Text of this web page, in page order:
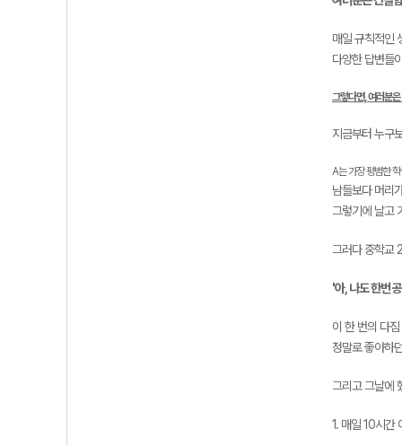
매일 규칙적인
다양한 답변들
그렇다면, 여러분
지금부터 누구
A는 가장 평범한
남들보다 머리
그렇기에 날고
그러다 중학교
'아, 나도 한번
이 한 번의 다
정말로 좋아하
그리고 그날에
1. 매일 10시간